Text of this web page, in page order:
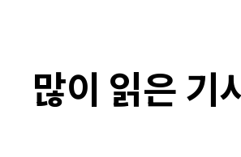
많이 읽은 기